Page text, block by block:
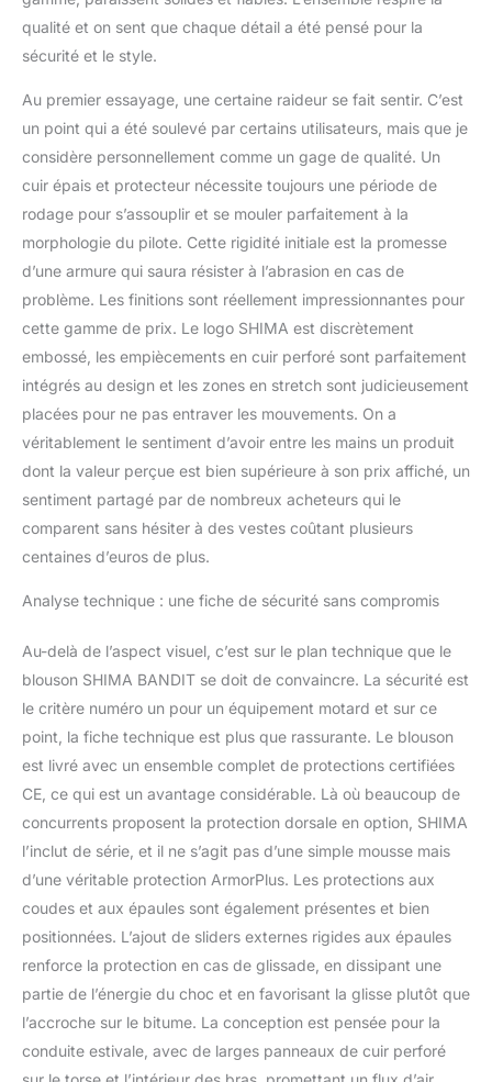
fermeture éclair
principale. Panneaux
CONFORT - réglage de la
largeur sur les hanches
et panneaux élastiques
et latéraux sur les
coudes pour une plus
grande mobilité des bras.
qualité et on sent que chaque détail a été pensé pour la
sécurité et le style.
Au premier essayage, une certaine raideur se fait sentir. C’est
un point qui a été soulevé par certains utilisateurs, mais que je
considère personnellement comme un gage de qualité. Un
cuir épais et protecteur nécessite toujours une période de
rodage pour s’assouplir et se mouler parfaitement à la
morphologie du pilote. Cette rigidité initiale est la promesse
d’une armure qui saura résister à l’abrasion en cas de
problème. Les finitions sont réellement impressionnantes pour
cette gamme de prix. Le logo SHIMA est discrètement
embossé, les empiècements en cuir perforé sont parfaitement
intégrés au design et les zones en stretch sont judicieusement
placées pour ne pas entraver les mouvements. On a
véritablement le sentiment d’avoir entre les mains un produit
dont la valeur perçue est bien supérieure à son prix affiché, un
sentiment partagé par de nombreux acheteurs qui le
comparent sans hésiter à des vestes coûtant plusieurs
centaines d’euros de plus.
Analyse technique : une fiche de sécurité sans compromis
Au-delà de l’aspect visuel, c’est sur le plan technique que le
blouson SHIMA BANDIT se doit de convaincre. La sécurité est
le critère numéro un pour un équipement motard et sur ce
point, la fiche technique est plus que rassurante. Le blouson
est livré avec un ensemble complet de protections certifiées
CE, ce qui est un avantage considérable. Là où beaucoup de
concurrents proposent la protection dorsale en option, SHIMA
l’inclut de série, et il ne s’agit pas d’une simple mousse mais
d’une véritable protection ArmorPlus. Les protections aux
coudes et aux épaules sont également présentes et bien
positionnées. L’ajout de sliders externes rigides aux épaules
renforce la protection en cas de glissade, en dissipant une
partie de l’énergie du choc et en favorisant la glisse plutôt que
l’accroche sur le bitume. La conception est pensée pour la
conduite estivale, avec de larges panneaux de cuir perforé